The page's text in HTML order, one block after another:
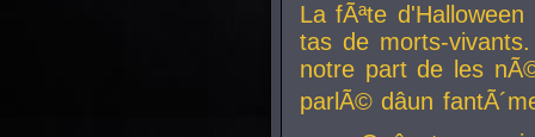
La fÃªte
tas de morts-
notre part de les
parlÃ© dâun